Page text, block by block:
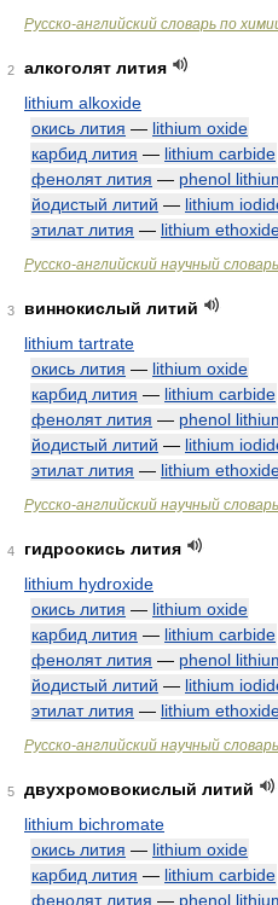
Русско-английский словарь по
2
алкоголят лития
lithium alkoxide
окись лития — lithium oxide
карбид лития — lithium carbide
фенолят лития — phenol
йодистый литий — lithium
этилат лития — lithium
Русско-английский научный словарь
3
виннокислый литий
lithium tartrate
окись лития — lithium oxide
карбид лития — lithium carbide
фенолят лития — phenol
йодистый литий — lithium
этилат лития — lithium
Русско-английский научный словарь
4
гидроокись лития
lithium hydroxide
окись лития — lithium oxide
карбид лития — lithium carbide
фенолят лития — phenol
йодистый литий — lithium
этилат лития — lithium
Русско-английский научный словарь
5
двухромовокислый литий
lithium bichromate
окись лития — lithium oxide
карбид лития — lithium carbide
фенолят лития — phenol